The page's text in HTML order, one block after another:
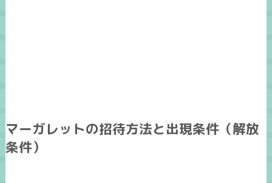
マーガレットの招待方法と出現条件（解放
条件）